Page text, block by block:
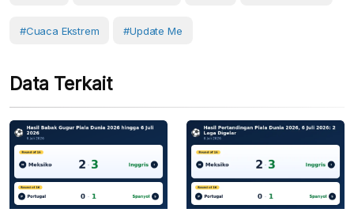
#Cuaca Ekstrem #Update Me
Data Terkait